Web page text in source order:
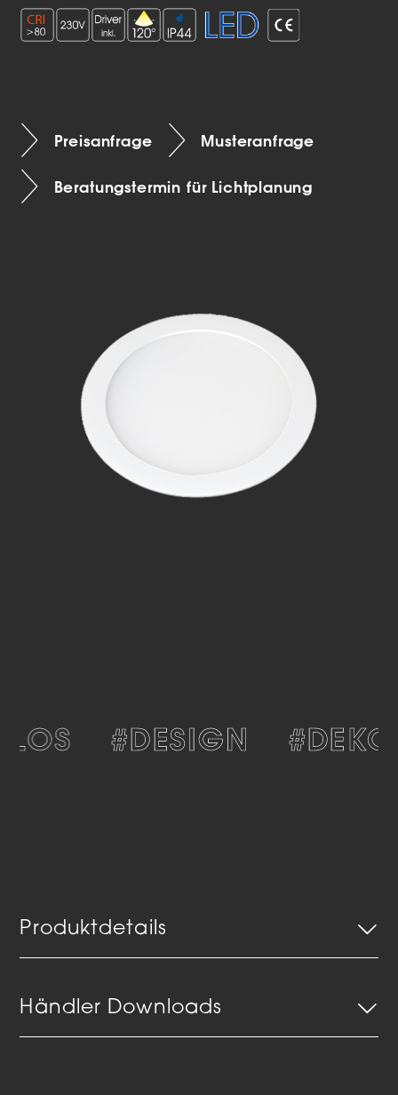
Preisanfrage Musteranfrage
Beratungstermin für Lichtplanung
#DESIGN
Produktdetails
Händler Downloads